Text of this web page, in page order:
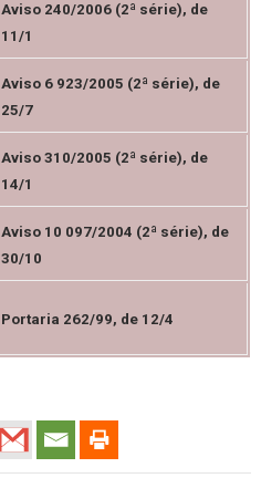
Aviso 240/2006 (2ª série), de
11/1
Aviso 6 923/2005 (2ª série), de
25/7
Aviso 310/2005 (2ª série), de
14/1
Aviso 10 097/2004 (2ª série), de
30/10
Portaria 262/99, de 12/4